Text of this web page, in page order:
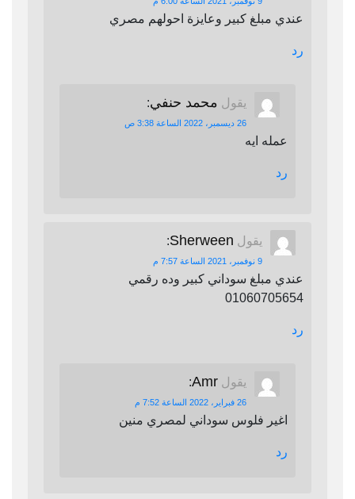
عندي مبلغ كبير وعايزة احولهم مصري
رد
يقول محمد حنفي:
26 ديسمبر، 2022 الساعة 3:38 ص
عمله ايه
رد
يقول Sherween
:
9 نوفمبر، 2021 الساعة 7:57 م
عندي مبلغ سوداني كبير وده رقمي
01060705654
رد
يقول Amr
:
26 فبراير، 2022 الساعة 7:52 م
اغير فلوس سوداني لمصري منين
رد